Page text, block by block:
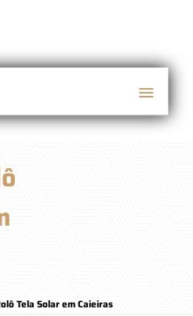
Tela Solar em Caieiras